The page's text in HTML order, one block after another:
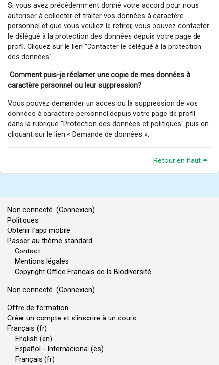
Si vous avez précédemment donné votre accord pour nous
autoriser à collecter et traiter vos données à caractère
personnel et que vous vouliez le retirer, vous pouvez contacter
le délégué à la protection des données depuis votre page de
profil. Cliquez sur le lien "Contacter le délégué à la protection
des données"
Comment puis-je réclamerune copie de mes données à
caractère personnel ou leursuppression?
Vous pouvez demander un accès ou la suppression de vos
données à caractère personnel depuis votre page de profil
dans la rubrique "Protection des données et politiques" puis en
cliquant sur le lien « Demande de données ».
Retour en haut
Non connecté. (Connexion)
Politiques
Obtenir l’app mobile
Passer au thème standard
Contact
Mentions légales
Copyright Office Français de la Biodiversité
Non connecté. (Connexion)
Offre de formation
Créer un compte et s'inscrire à un cours
Français ‎(fr)‎
English ‎(en)‎
Español - Internacional ‎(es)‎
Français ‎(fr)‎